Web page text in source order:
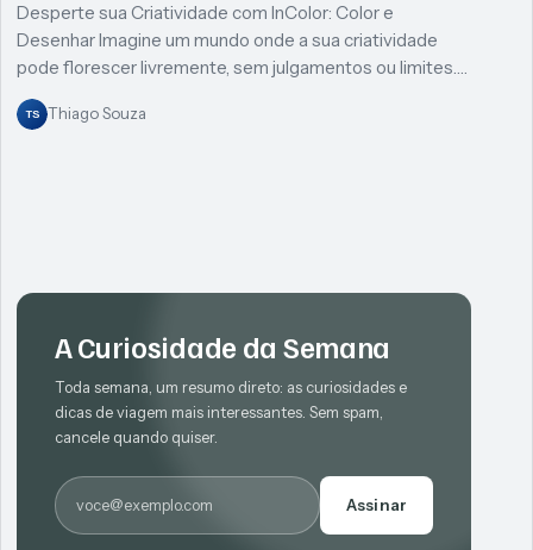
Desperte sua Criatividade com InColor: Color e
Desenhar Imagine um mundo onde a sua criatividade
pode florescer livremente, sem julgamentos ou limites.…
TS Thiago Souza
A Curiosidade da Semana
Toda semana, um resumo direto: as curiosidades e
dicas de viagem mais interessantes. Sem spam,
cancele quando quiser.
E-mail
Assinar